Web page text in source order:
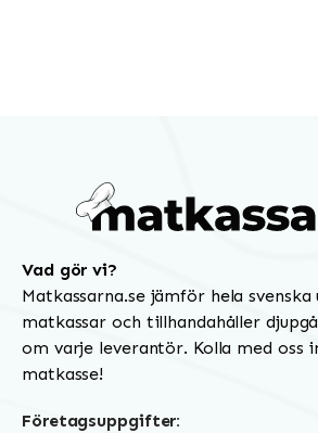
Vad gör vi?
Matkassarna.se jämför hela
matkassar och tillhandahåller
om varje leverantör. Kolla med oss
matkasse!
Företagsuppgifter: